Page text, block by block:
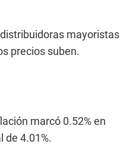
mayoristas
precios suben.
marcó 0.52% en
de 4.01%.